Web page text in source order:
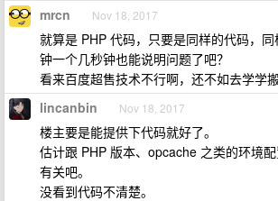
mrcn Nov 18, 2017
就算是 PHP 代码，只要是同样的代码，
钟一个几秒钟也能说明问题了吧？
看来百度超售技术不行啊，还不如去学学
lincanbin Nov 18, 2017
楼主要是能提供下代码就好了。
估计跟 PHP 版本、opcache 之类的环境
有关吧。
没看到代码不清楚。